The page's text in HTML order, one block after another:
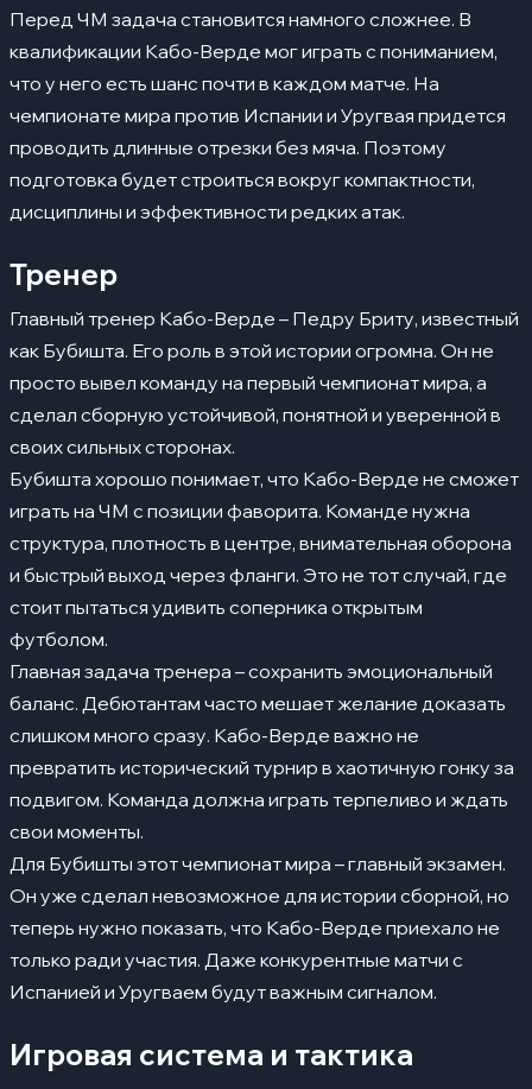
Перед ЧМ задача становится намного сложнее. В
квалификации Кабо-Верде мог играть с пониманием,
что у него есть шанс почти в каждом матче. На
чемпионате мира против Испании и Уругвая придется
проводить длинные отрезки без мяча. Поэтому
подготовка будет строиться вокруг компактности,
дисциплины и эффективности редких атак.
Тренер
Главный тренер Кабо-Верде – Педру Бриту, известный
как Бубишта. Его роль в этой истории огромна. Он не
просто вывел команду на первый чемпионат мира, а
сделал сборную устойчивой, понятной и уверенной в
своих сильных сторонах.
Бубишта хорошо понимает, что Кабо-Верде не сможет
играть на ЧМ с позиции фаворита. Команде нужна
структура, плотность в центре, внимательная оборона
и быстрый выход через фланги. Это не тот случай, где
стоит пытаться удивить соперника открытым
футболом.
Главная задача тренера – сохранить эмоциональный
баланс. Дебютантам часто мешает желание доказать
слишком много сразу. Кабо-Верде важно не
превратить исторический турнир в хаотичную гонку за
подвигом. Команда должна играть терпеливо и ждать
свои моменты.
Для Бубишты этот чемпионат мира – главный экзамен.
Он уже сделал невозможное для истории сборной, но
теперь нужно показать, что Кабо-Верде приехало не
только ради участия. Даже конкурентные матчи с
Испанией и Уругваем будут важным сигналом.
Игровая система и тактика